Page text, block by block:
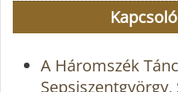
A Háromszék
Sepsiszentgyörgy,